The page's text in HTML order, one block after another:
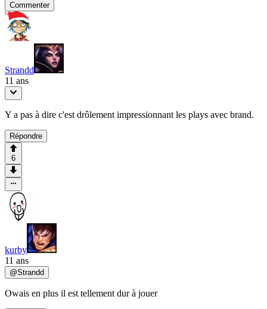
Commenter
Strandd
11 ans
Y a pas à dire c'est drôlement impressionnant les plays avec brand.
Répondre
6
kurby
11 ans
@Strandd
Owais en plus il est tellement dur à jouer